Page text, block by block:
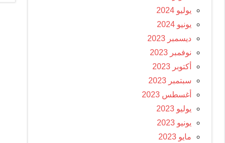
يوليو 2024
يونيو 2024
ديسمبر 2023
نوفمبر 2023
أكتوبر 2023
سبتمبر 2023
أغسطس 2023
يوليو 2023
يونيو 2023
مايو 2023